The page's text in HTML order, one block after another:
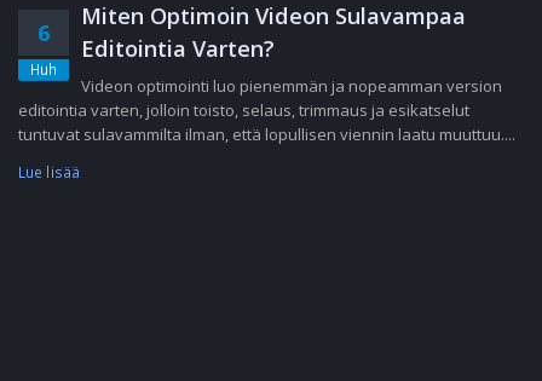
6
Huh
Miten Optimoin Videon Sulavampaa
Editointia Varten?
Videon optimointi luo pienemmän ja nopeamman version
editointia varten, jolloin toisto, selaus, trimmaus ja esikatselut
tuntuvat sulavammilta ilman, että lopullisen viennin laatu muuttuu....
Lue lisää